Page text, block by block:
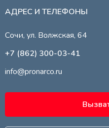
АДРЕС И ТЕЛЕФОНЫ
Сочи, ул. Волжская, 64
+7 (862) 300-03-41
info@pronarco.ru